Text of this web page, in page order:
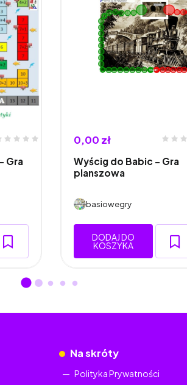
Gra
0,00 zł
Wyścig do Babic – Gra
planszowa
basiowegry
DODAJ DO
KOSZYKA
Na skróty
Polityka Prywatności